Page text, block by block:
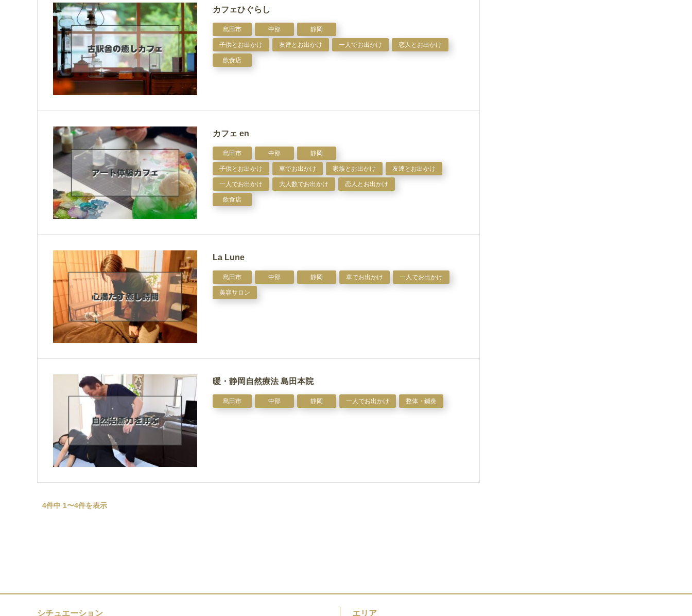
カフェひぐらし
島田市 中部 静岡
子供とお出かけ 友達とお出かけ 一人でお出かけ 恋人とお出かけ
飲食店
カフェ en
島田市 中部 静岡
子供とお出かけ 車でお出かけ 家族とお出かけ 友達とお出かけ
一人でお出かけ 大人数でお出かけ 恋人とお出かけ
飲食店
La Lune
島田市 中部 静岡 車でお出かけ 一人でお出かけ
美容サロン
暖・静岡自然療法 島田本院
島田市 中部 静岡 一人でお出かけ 整体・鍼灸
4件中 1〜4件を表示
シチュエーション エリア